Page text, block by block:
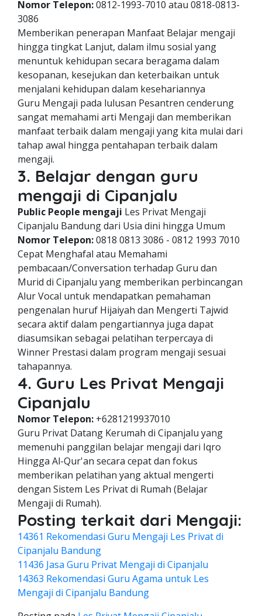
Nomor Telepon:0812-1993-7010 atau 0818-0813-
3086
Memberikan penerapan Manfaat Belajar mengaji
hingga tingkat Lanjut, dalam ilmu sosial yang
menuntuk kehidupan secara beragama dalam
kesopanan, kesejukan dan keterbaikan untuk
menjalani kehidupan dalam kesehariannya
Guru Mengaji pada lulusan Pesantren cenderung
sangat memahami arti Mengaji dan memberikan
manfaat terbaik dalam mengaji yang kita mulai dari
tahap awal hingga pentahapan terbaik dalam
mengaji.
3. Belajar dengan guru
mengaji di Cipanjalu
Public People mengaji Les Privat Mengaji
Cipanjalu Bandung dari Usia dini hingga Umum
Nomor Telepon:0818 0813 3086 - 0812 1993 7010
Cepat Menghafal atau Memahami
pembacaan/Conversation terhadap Guru dan
Murid di Cipanjalu yang memberikan perbincangan
Alur Vocal untuk mendapatkan pemahaman
pengenalan huruf Hijaiyah dan Mengerti Tajwid
secara aktif dalam pengartiannya juga dapat
diasumsikan sebagai pelatihan terpercaya di
Winner Prestasi dalam program mengaji sesuai
tahapannya.
4. Guru Les Privat Mengaji
Cipanjalu
Nomor Telepon: +6281219937010
Guru Privat Datang Kerumah di Cipanjalu yang
memenuhi panggilan belajar mengaji dari Iqro
Hingga Al-Qur'an secara cepat dan fokus
memberikan pelatihan yang aktual mengerti
dengan Sistem Les Privat di Rumah (Belajar
Mengaji di Rumah).
Posting terkait dari Mengaji:
14361 Rekomendasi Guru Mengaji Les Privat di
Cipanjalu Bandung
11436 Jasa Guru Privat Mengaji di Cipanjalu
14363 Rekomendasi Guru Agama untuk Les
Mengaji di Cipanjalu Bandung